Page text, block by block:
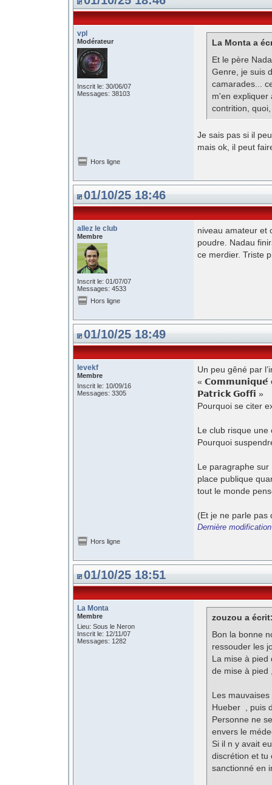
vpl
Modérateur
Inscrit le: 30/06/07
Messages: 38103
La Monta a
Et le père
Genre, je suis
camarades...
m'en expliquer
contrition,
Je sais pas si il
mais ok, il peut
Hors ligne
01/10/25 18:46
allez le club
Membre
Inscrit le: 01/07/07
Messages: 4533
niveau amateur et
poudre. Nadau
ce merdier. Triste
Hors ligne
01/10/25 18:49
levekf
Membre
Inscrit le: 10/09/16
Messages: 3305
Un peu gêné par
« 𝗖𝗼𝗺𝗺𝘂𝗻𝗶𝗾𝘂𝗲́
𝗣𝗮𝘁𝗿𝗶𝗰𝗸 𝗚𝗼𝗳𝗳𝗶 »
Pourquoi se citer
Le club risque une
Pourquoi
Le paragraphe sur
place publique
tout le monde
(Et je ne parle pas
Dernière
Hors ligne
01/10/25 18:51
La Monta
Membre
Lieu: Sous le Neron
Inscrit le: 12/11/07
Messages: 1282
zouzou a
Bon la bonne
ressouder les
La mise à pied
de mise à pied
Les
Hueber , puis
Personne ne
envers le
Si il n y avait
discrétion et tu
sanctionné en